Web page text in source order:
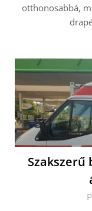
otthonosabbá,
Szakszerű